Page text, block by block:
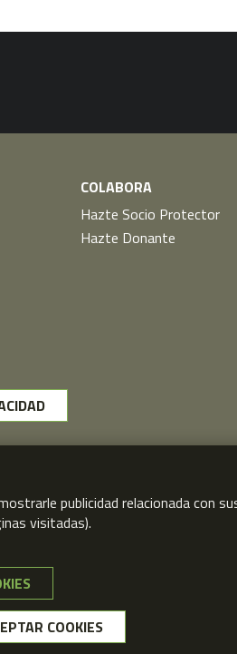
COLABORA
Hazte Socio Protector
Hazte Donante
publicidad relacionada con
visitadas).
COOKIES